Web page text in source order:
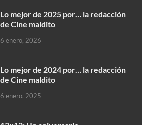
Lo mejor de 2025 por… la redacción
de Cine maldito
6 enero, 2026
Lo mejor de 2024 por… la redacción
de Cine maldito
6 enero, 2025